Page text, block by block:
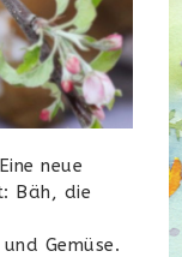
neue
Bäh, die
Gemüse.